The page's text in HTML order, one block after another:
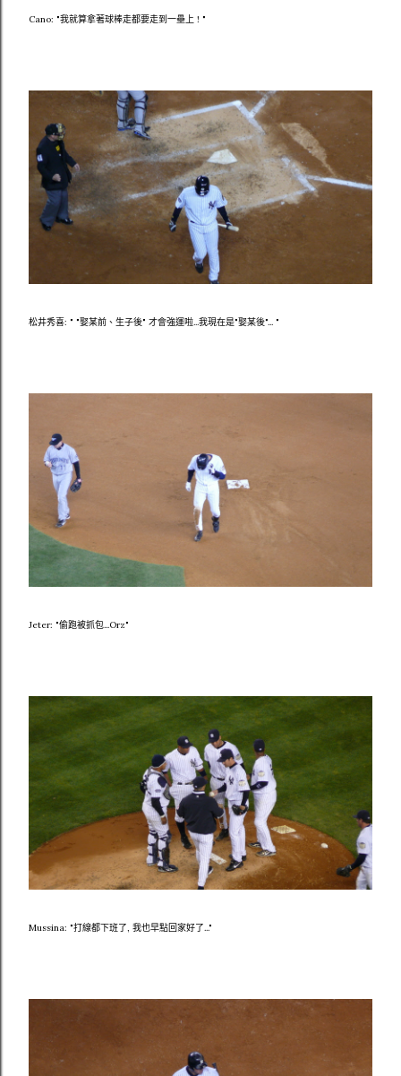
Cano: "我就算拿著球棒走都要走到一壘上 ! "
松井秀喜: " "娶某前、生子後" 才會強運啦...我現在是"娶某後"... "
Jeter: "偷跑被抓包...Orz"
Mussina: "打線都下班了, 我也早點回家好了..."